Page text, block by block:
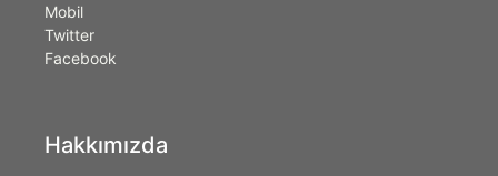
Mobil
Twitter
Facebook
Hakkımızda